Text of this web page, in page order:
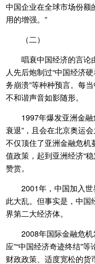
中国企业在全球市场份额
用的增强。”
（二）
唱衰中国经济的言论
人先后炮制过“中国经济硬
务崩溃”等种种预言。每
不和谐声音如影随形。
1997年爆发亚洲金融
衰退”，且会在北京奥运
不仅顶住了亚洲金融危机
值政策，起到亚洲经济“
赞赏。
2001年，中国加入世
此大乱。但事实是，中
界第二大经济体。
2008年国际金融危机
应”“中国经济奇迹终结”
财政政策、适度宽松的